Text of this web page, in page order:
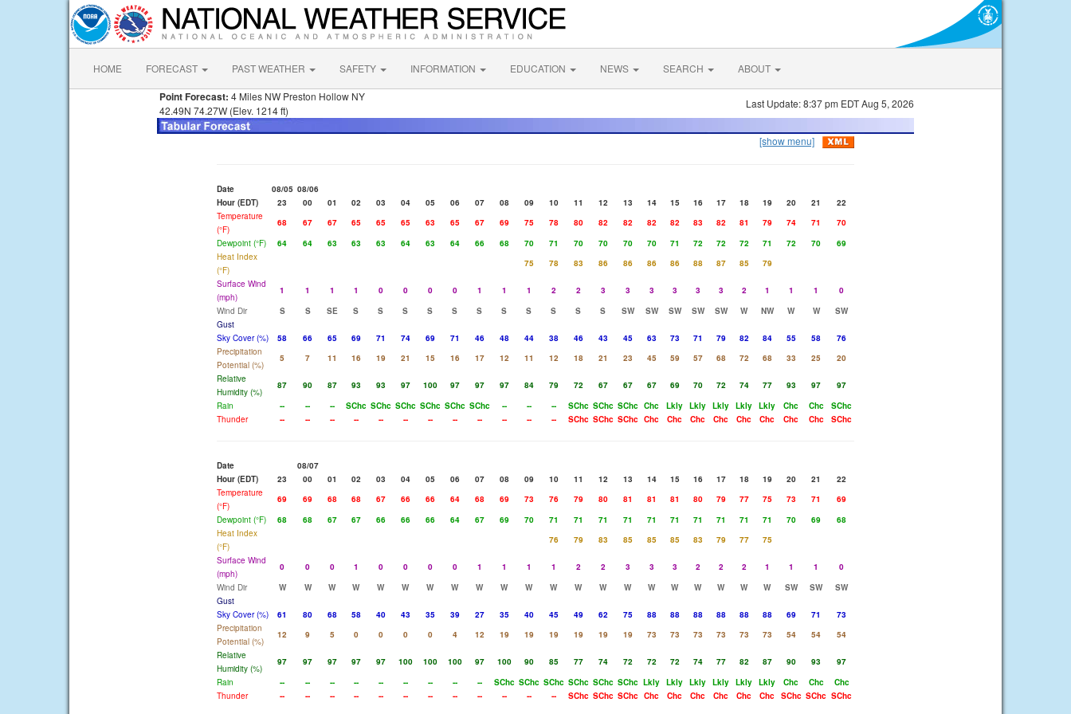
HOME FORECAST PAST WEATHER SAFETY INFORMATION EDUCATION NEWS SEARCH ABOUT
Point Forecast: 4 Miles NW Preston Hollow NY
42.49N 74.27W (Elev. 1214 ft)
Last Update: 8:37 pm EDT Aug 5, 2026
[show menu]
Date 08/05 08/06
Hour (EDT)
23 00 01 02 03 04 05 06 07 08 09 10 11 12 13 14 15 16 17 18 19 20 21
22
Temperature
(°F)
68 67 67 65 65 65 63 65 67 69 75 78 80 82 82 82 82 83 82 81 79 74 71
70
Dewpoint (°F)
64 64 63 63 63 64 63 64 66 68 70 71 70 70 70 70 71 72 72 72 71 72 70
69
Heat Index
(°F)
75 78 83 86 86 86 86 88 87 85
79
Surface Wind
(mph)
1 1 1 1 0 0 0 0 1 1 1 2 2 3 3 3 3 3 3 2 1 1 1
0
Wind Dir
S S SE S S S S S S S S S S S SW SW SW SW SW W NW W W
SW
Gust
Sky Cover (%)
58 66 65 69 71 74 69 71 46 48 44 38 46 43 45 63 73 71 79 82 84 55 58
76
Precipitation
Potential (%)
5 7 11 16 19 21 15 16 17 12 11 12 18 21 23 45 59 57 68 72 68 33 25
20
Relative
Humidity (%)
87 90 87 93 93 97 100 97 97 97 84 79 72 67 67 67 69 70 72 74 77 93 97
97
Rain
-- -- -- SChc SChc SChc SChc SChc SChc -- -- -- SChc SChc SChc Chc Lkly Lkly Lkly Lkly Lkly Chc Chc
SChc
Thunder
-- -- -- -- -- -- -- -- -- -- -- -- SChc SChc SChc Chc Chc Chc Chc Chc Chc Chc Chc SChc
Date
08/07
Hour (EDT)
23 00 01 02 03 04 05 06 07 08 09 10 11 12 13 14 15 16 17 18 19 20 21
22
Temperature
(°F)
69 69 68 68 67 66 66 64 68 69 73 76 79 80 81 81 81 80 79 77 75 73 71
69
Dewpoint (°F)
68 68 67 67 66 66 66 64 67 69 70 71 71 71 71 71 71 71 71 71 71 70 69
68
Heat Index
(°F)
76 79 83 85 85 85 83 79 77
75
Surface Wind
(mph)
0 0 0 1 0 0 0 0 1 1 1 1 2 2 3 3 3 2 2 2 1 1 1
0
Wind Dir
W W W W W W W W W W W W W W W W W W W W W SW SW
SW
Gust
Sky Cover (%)
61 80 68 58 40 43 35 39 27 35 40 45 49 62 75 88 88 88 88 88 88 69 71
73
Precipitation
Potential (%)
12 9 5 0 0 0 0 4 12 19 19 19 19 19 19 73 73 73 73 73 73 54 54
54
Relative
Humidity (%)
97 97 97 97 97 100 100 100 97 100 90 85 77 74 72 72 72 74 77 82 87 90 93
97
Rain
-- -- -- -- -- -- -- -- -- SChc SChc SChc SChc SChc SChc Lkly Lkly Lkly Lkly Lkly Lkly Chc Chc
Chc
Thunder
-- -- -- -- -- -- -- -- -- -- -- -- SChc SChc SChc Chc Chc Chc Chc Chc Chc SChc SChc SChc